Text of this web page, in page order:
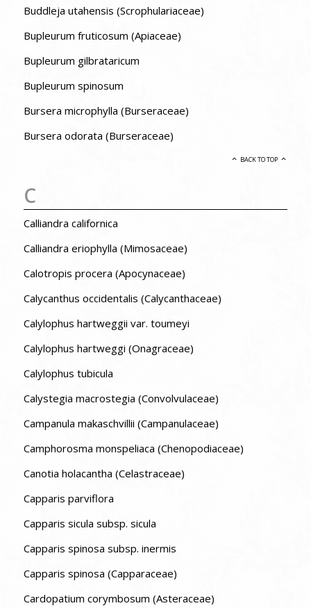
Buddleja utahensis (Scrophulariaceae)
Bupleurum fruticosum (Apiaceae)
Bupleurum gilbrataricum
Bupleurum spinosum
Bursera microphylla (Burseraceae)
Bursera odorata (Burseraceae)
BACK TO TOP
C
Calliandra californica
Calliandra eriophylla (Mimosaceae)
Calotropis procera (Apocynaceae)
Calycanthus occidentalis (Calycanthaceae)
Calylophus hartweggii var. toumeyi
Calylophus hartweggi (Onagraceae)
Calylophus tubicula
Calystegia macrostegia (Convolvulaceae)
Campanula makaschvillii (Campanulaceae)
Camphorosma monspeliaca (Chenopodiaceae)
Canotia holacantha (Celastraceae)
Capparis parviflora
Capparis sicula subsp. sicula
Capparis spinosa subsp. inermis
Capparis spinosa (Capparaceae)
Cardopatium corymbosum (Asteraceae)